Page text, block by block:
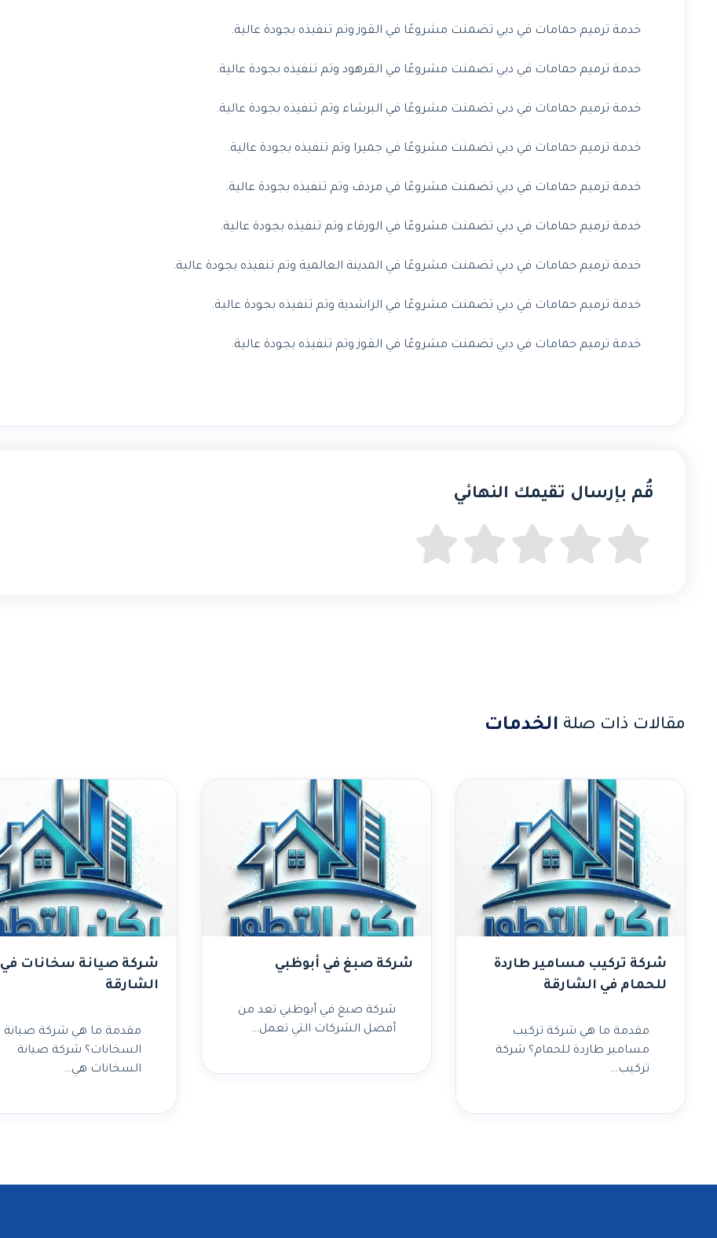
خدمة ترميم حمامات في دبي تضمنت مشروعًا في القوز وتم تنفيذه بجودة عالية.
خدمة ترميم حمامات في دبي تضمنت مشروعًا في القرهود وتم تنفيذه بجودة عالية.
خدمة ترميم حمامات في دبي تضمنت مشروعًا في البرشاء وتم تنفيذه بجودة عالية.
خدمة ترميم حمامات في دبي تضمنت مشروعًا في جميرا وتم تنفيذه بجودة عالية.
خدمة ترميم حمامات في دبي تضمنت مشروعًا في مردف وتم تنفيذه بجودة عالية.
خدمة ترميم حمامات في دبي تضمنت مشروعًا في الورقاء وتم تنفيذه بجودة عالية.
خدمة ترميم حمامات في دبي تضمنت مشروعًا في المدينة العالمية وتم تنفيذه بجودة عالية.
خدمة ترميم حمامات في دبي تضمنت مشروعًا في الراشدية وتم تنفيذه بجودة عالية.
خدمة ترميم حمامات في دبي تضمنت مشروعًا في القوز وتم تنفيذه بجودة عالية.
قُم بإرسال تقيمك النهائي
مقالات ذات صلة الخدمات
شركة تركيب مسامير طاردة
للحمام في الشارقة
مقدمة ما هي شركة تركيب
مسامير طاردة للحمام؟ شركة
تركيب…
شركة صبغ في أبوظبي
شركة صبغ في أبوظبي تعد من
أفضل الشركات التي تعمل…
شركة صيانة سخانات في
الشارقة
مقدمة ما هي شركة صيانة
السخانات؟ شركة صيانة
السخانات هي…